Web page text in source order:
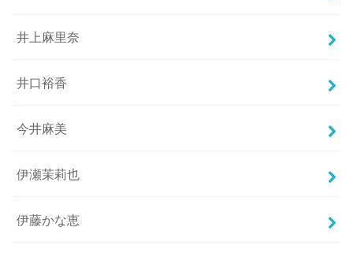
井上麻里奈
井口裕香
今井麻美
伊瀬茉莉也
伊藤かな恵